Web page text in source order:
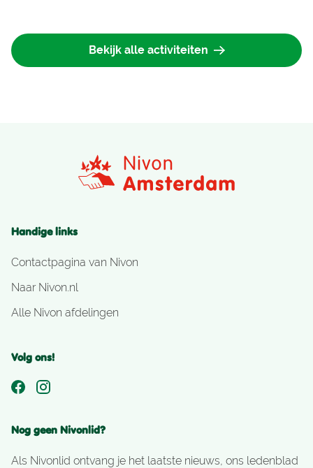
Bekijk alle activiteiten
Handige links
Contactpagina van Nivon
Naar Nivon.nl
Alle Nivon afdelingen
Volg ons!
Nog geen Nivonlid?
Als Nivonlid ontvang je het laatste nieuws, ons ledenblad